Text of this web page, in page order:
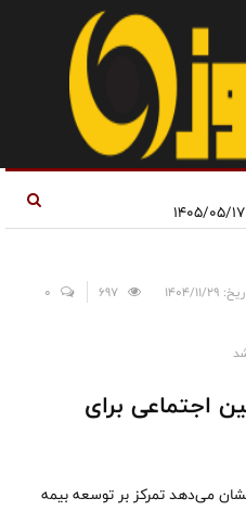
0
اجتماعی برای
سال ۱۴۰۴ بیمه دی نشان می‌دهد تمرکز بر توسعه بیمه